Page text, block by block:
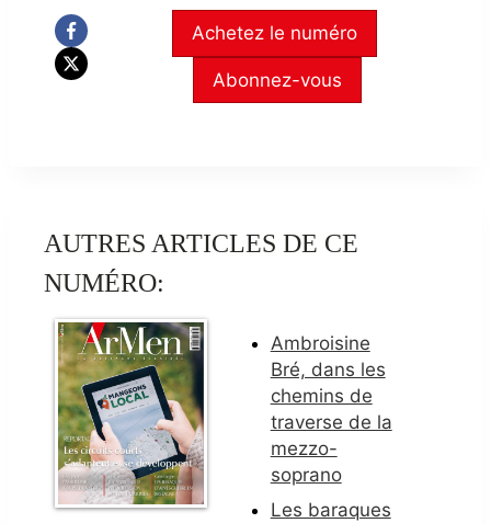
Achetez le numéro
Abonnez-vous
AUTRES ARTICLES DE CE
NUMÉRO:
Ambroisine
Bré, dans les
chemins de
traverse de la
mezzo-
soprano
Les baraques